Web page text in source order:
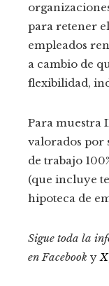
para retener
empleados
a cambio de
flexibilidad,
Para muestra
valorados por
de trabajo
(que incluye
hipoteca de
Sigue toda la
enFacebook yX